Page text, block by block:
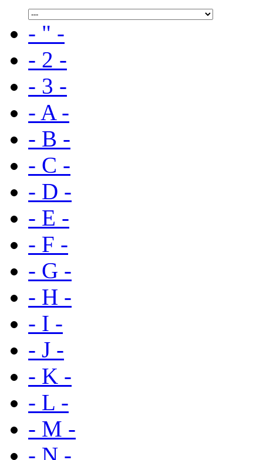
- " -
- 2 -
- 3 -
- A -
- B -
- C -
- D -
- E -
- F -
- G -
- H -
- I -
- J -
- K -
- L -
- M -